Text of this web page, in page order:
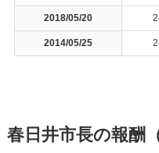
2018/05/20
2014/05/25
春日井市長の報酬